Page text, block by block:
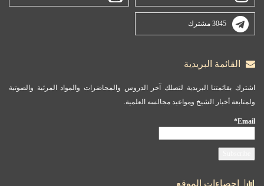
3045 مشترك
القائمة البريدية
اشترك بقائمتنا البريدية لتصلك آخر الدروس والمحاضرات والمواد المرئية والصوتية
ولمتابعة أخبار الشيخ ومواعيد مجالسه العلمية.
Email*
احصاءات الموقع